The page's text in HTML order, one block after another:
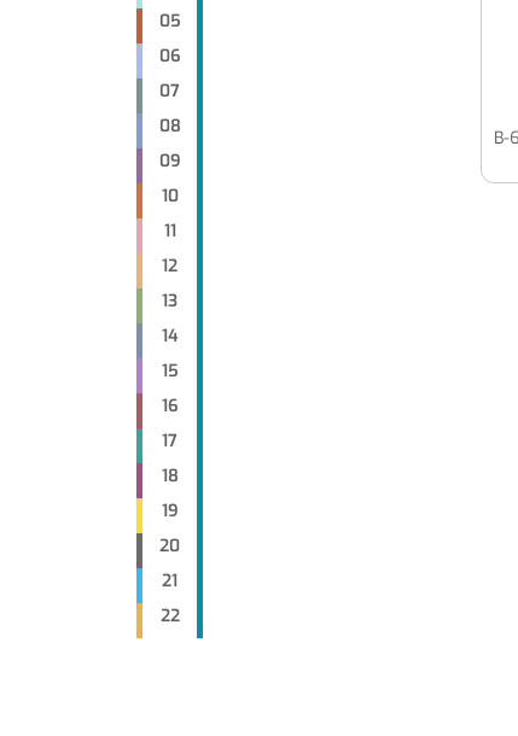
05
06
07
08
09
10
11
12
13
14
15
16
17
18
19
20
21
22